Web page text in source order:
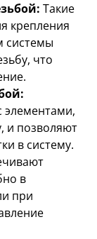
Такие
крепления
системы
что
элементами,
и позволяют
в систему.
в
при